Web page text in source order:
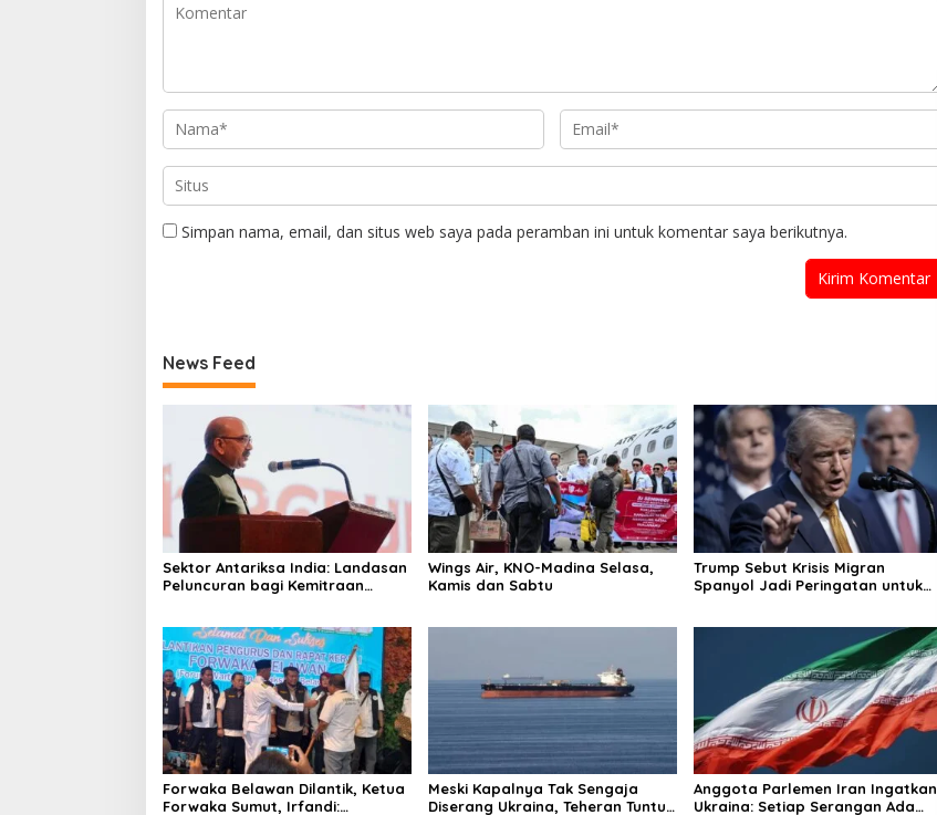
Simpan nama, email, dan situs web saya pada peramban ini untuk komentar saya berikutnya.
News Feed
Sektor Antariksa India: Landasan
Peluncuran bagi Kemitraan
Wings Air, KNO-Madina Selasa,
Kamis dan Sabtu
Trump Sebut Krisis Migran
Spanyol Jadi Peringatan untuk
Forwaka Belawan Dilantik, Ketua
Forwaka Sumut, Irfandi:
Meski Kapalnya Tak Sengaja
Diserang Ukraina, Teheran Tuntut
Anggota Parlemen Iran Ingatkan
Ukraina: Setiap Serangan Ada